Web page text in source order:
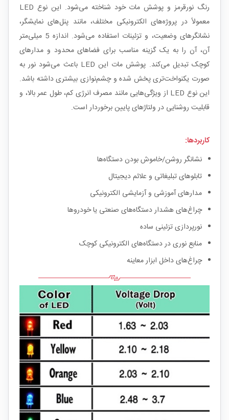
رنگ نورقرمز و پوشش مات خود شناخته می‌شود. این نوع LED
معمولاً در پروژه‌های الکترونیکی مختلف، مانند پنل‌های نمایشگر،
نشانگرهای وضعیت، و تزئینات استفاده می‌شود. اندازه 5 میلی‌متر
آن، آن را به یک گزینه مناسب برای فضاهای محدود و مدارهای
کوچک تبدیل می‌کند. پوشش مات این LED باعث می‌شود نور به
صورت یکنواخت‌تری پخش شده و چشم‌نوازی بیشتری داشته باشد.
این نوع LED از ویژگی‌هایی مانند مصرف انرژی کم، طول عمر بالا، و
قابلیت روشنایی در ولتاژهای پایین برخوردار است.
کاربردها:
نشانگر روشن/خاموش بودن دستگاه‌ها
تابلوهای تبلیغاتی و علائم دیجیتال
مدارهای آموزشی و آزمایشی الکترونیکی
چراغ‌های هشدار دستگاه‌های صنعتی یا خودروها
نورپردازی تزئینی ساده
منابع نوری در دستگاه‌های الکترونیکی کوچک
چراغ‌های داخل ابزار معاینه